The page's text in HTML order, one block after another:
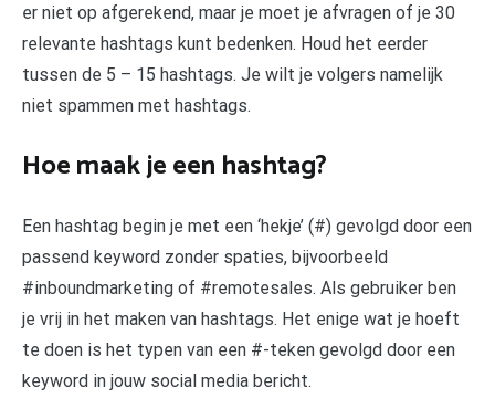
er niet op afgerekend, maar je moet je afvragen of je 30
relevante hashtags kunt bedenken. Houd het eerder
tussen de 5 – 15 hashtags. Je wilt je volgers namelijk
niet spammen met hashtags.
Hoe maak je een hashtag?
Een hashtag begin je met een ‘hekje’ (#) gevolgd door een
passend keyword zonder spaties, bijvoorbeeld
#inboundmarketing of #remotesales. Als gebruiker ben
je vrij in het maken van hashtags. Het enige wat je hoeft
te doen is het typen van een #-teken gevolgd door een
keyword in jouw social media bericht.